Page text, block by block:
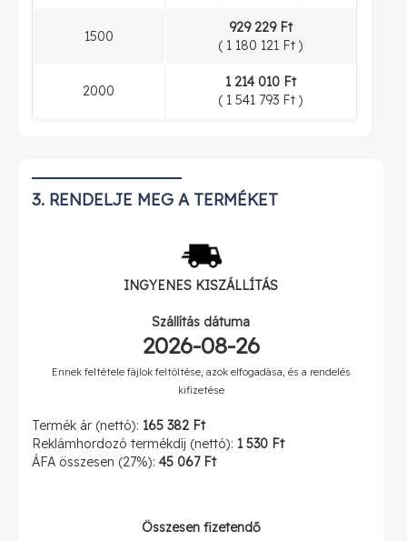
1500
929 229 Ft
( 1 180 121 Ft )
2000
1 214 010 Ft
( 1 541 793 Ft )
3000
1 751 920 Ft
( 2 224 939 Ft
(
( 3 433 001 Ft
6000
3 204 340 Ft
( 4 069 512 Ft )
7000
4 668 800 Ft
( 5 929 376 Ft
3. RENDELJE MEG A TERMÉKET
INGYENES KISZÁLLÍTÁS
Szállítás dátuma
2026-08-26
Ennek feltétele fájlok feltöltése, azok elfogadása, és a rendelés
kifizetése
Termék ár (nettó): 165 382 Ft
Reklámhordozó termékdíj (nettó): 1 530 Ft
ÁFA összesen (27%): 45 067 Ft
Összesen fizetendő